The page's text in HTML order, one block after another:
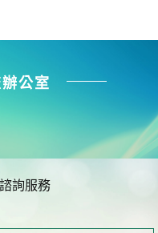
公室
諮詢服務